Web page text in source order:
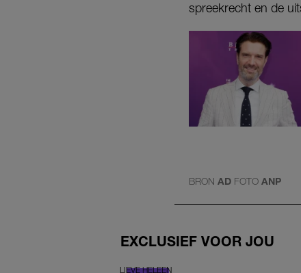
spreekrecht en de
BRON AD FOTO ANP
EXCLUSIEF VOOR JOU
LIEVE HELEEN